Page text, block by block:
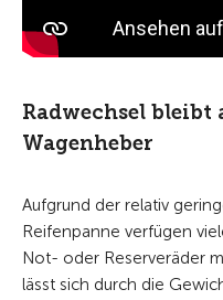
Radwechsel
Wagenheber
Aufgrund der relativ
Reifenpanne verfügen
Not- oder Reserveräder
lässt sich durch die